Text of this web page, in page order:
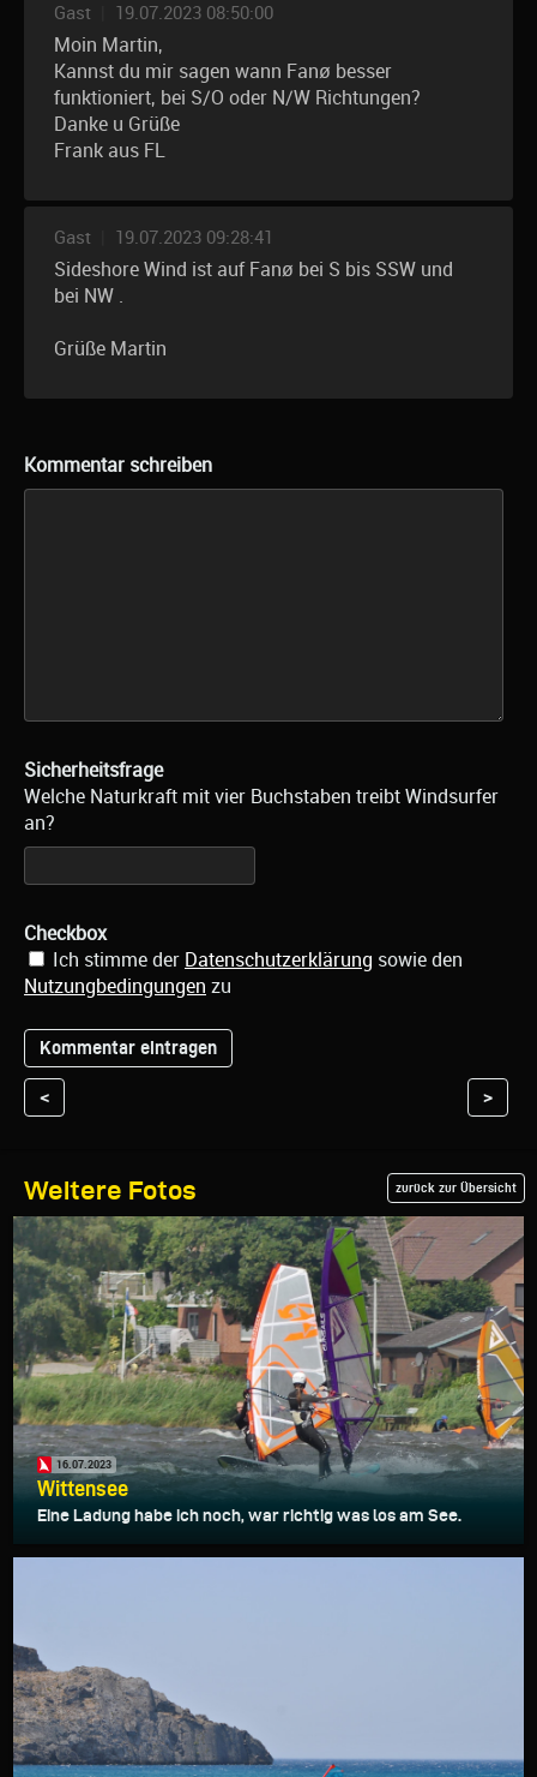
Gast 19.07.2023 08:50:00
Moin Martin,
Kannst du mir sagen wann Fanø besser
funktioniert, bei S/O oder N/W Richtungen?
Danke u Grüße
Frank aus FL
Gast 19.07.2023 09:28:41
Sideshore Wind ist auf Fanø bei S bis SSW und
bei NW .
Grüße Martin
Kommentar schreiben
Sicherheitsfrage
Welche Naturkraft mit vier Buchstaben treibt Windsurfer
an?
Checkbox
Ich stimme der Datenschutzerklärung sowie den
Nutzungbedingungen zu
< >
Weitere Fotos zurück zur Übersicht
16.07.2023
Wittensee
Eine Ladung habe ich noch, war richtig was los am See.